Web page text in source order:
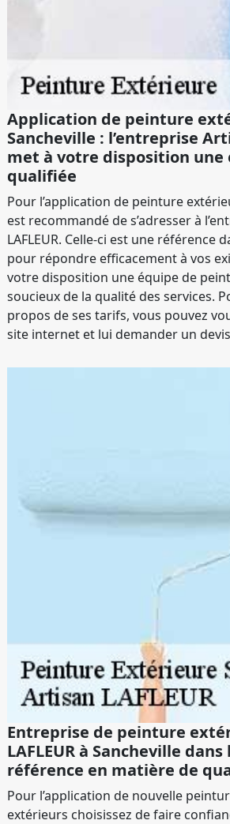
Application de peinture
Sancheville : l’entreprise
met à votre disposition une
qualifiée
Pour l’application de peinture
est recommandé de s’adresser à
LAFLEUR. Celle-ci est une référence
pour répondre efficacement à vos
votre disposition une équipe de
soucieux de la qualité des services.
propos de ses tarifs, vous pouvez
site internet et lui demander un
Entreprise de peinture
LAFLEUR à Sancheville dans
référence en matière de
Pour l’application de nouvelle
extérieurs choisissez de faire